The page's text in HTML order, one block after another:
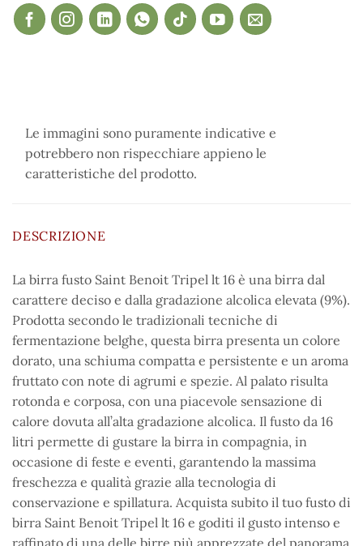
Le immagini sono puramente indicative e
potrebbero non rispecchiare appieno le
caratteristiche del prodotto.
DESCRIZIONE
La birra fusto Saint Benoit Tripel lt 16 è una birra dal
carattere deciso e dalla gradazione alcolica elevata (9%).
Prodotta secondo le tradizionali tecniche di
fermentazione belghe, questa birra presenta un colore
dorato, una schiuma compatta e persistente e un aroma
fruttato con note di agrumi e spezie. Al palato risulta
rotonda e corposa, con una piacevole sensazione di
calore dovuta all’alta gradazione alcolica. Il fusto da 16
litri permette di gustare la birra in compagnia, in
occasione di feste e eventi, garantendo la massima
freschezza e qualità grazie alla tecnologia di
conservazione e spillatura. Acquista subito il tuo fusto di
birra Saint Benoit Tripel lt 16 e goditi il gusto intenso e